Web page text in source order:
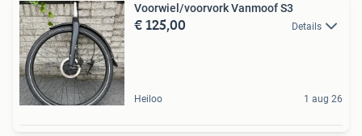
Voorwiel/voorvork Vanmoof S3
€ 125,00 Details
Heiloo 1 aug 26